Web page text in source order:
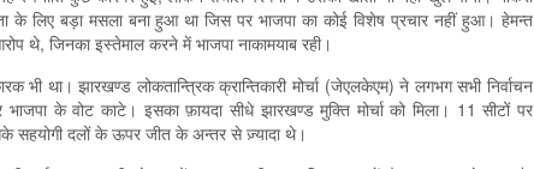
के लिए बड़ा मसला बना हुआ था जिस पर भाजपा का कोई विशेष प्रचार नहीं हुआ। हेमन्त
थे, जिनका इस्तेमाल करने में भाजपा नाकामयाब रही।
भी था। झारखण्ड लोकतान्त्रिक क्रान्तिकारी मोर्चा (जेएलकेएम) ने लगभग सभी निर्वाचन
के वोट काटे। इसका फ़ायदा सीधे झारखण्ड मुक्ति मोर्चा को मिला। 11 सीटों पर
सहयोगी दलों के ऊपर जीत के अन्तर से ज़्यादा थे।